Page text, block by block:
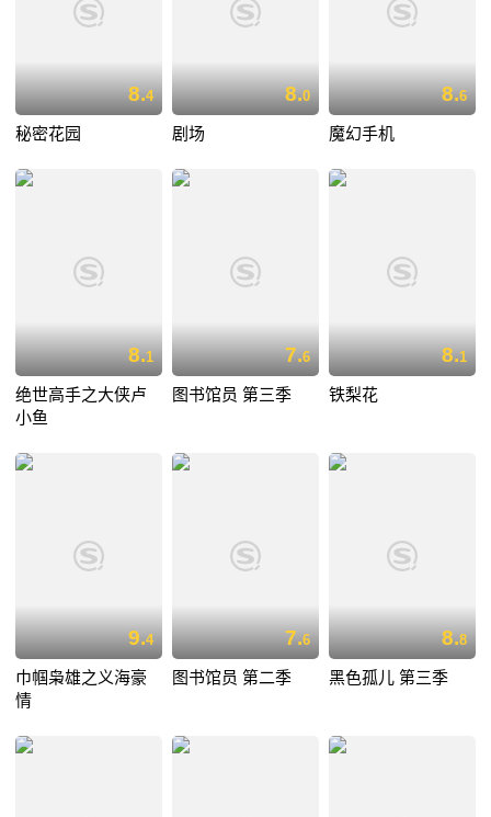
8.4
秘密花园
8.0
剧场
8.6
魔幻手机
8.1
绝世高手之大侠卢
小鱼
7.6
图书馆员 第三季
8.1
铁梨花
9.4
巾帼枭雄之义海豪
情
7.6
图书馆员 第二季
8.8
黑色孤儿 第三季